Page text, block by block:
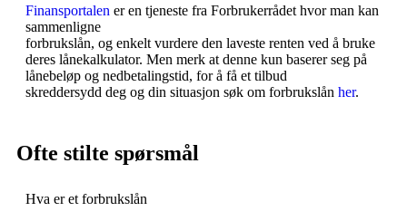
Finansportalen er en tjeneste fra Forbrukerrådet hvor man kan
sammenligne
forbrukslån, og enkelt vurdere den laveste renten ved å bruke
deres lånekalkulator. Men merk at denne kun baserer seg på
lånebeløp og nedbetalingstid, for å få et tilbud
skreddersydd deg og din situasjon søk om forbrukslån her.
Ofte stilte spørsmål
Hva er et forbrukslån